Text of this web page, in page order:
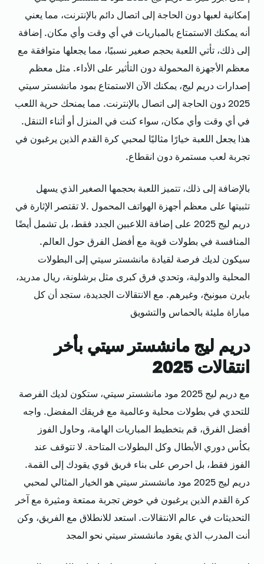
إمكانية لعبها دون الحاجة إلى اتصال دائم بالإنترنت، مما يعني
أنه يمكنك الاستمتاع بالمباريات في أي وقت وأي مكان. إضافة
إلى ذلك، تأتي اللعبة بحجم صغير نسبيًا، مما يجعلها متوافقة مع
معظم الأجهزة المحمولة دون التأثير على الأداء. مثل معظم
إصدارات دريم ليج، يمكنك الآن الاستمتاع بمود مانشستر سيتي
2025 دون الحاجة إلى اتصال بالإنترنت. مما يمنحك حرية اللعب
في أي وقت وأي مكان، سواء كنت في المنزل أو أثناء التنقل.
هذا يجعل اللعبة خيارًا مثاليًا لمحبي كرة القدم الذين يرغبون في
تجربة لعب مستمرة دون انقطاع.
بالإضافة إلى ذلك، تتميز اللعبة بحجمها الصغير الذي يسهل
تثبيتها على معظم أجهزة الهواتف المحمول .لا تقتصر الإثارة في
دريم ليج 2025 على إضافة اللاعبين الجدد فقط، بل تشمل أيضًا
المنافسة في بطولات قوية مع أفضل الفرق حول العالم.
سيكون لديك فرصة لقيادة مانشستر سيتي إلى البطولات
المحلية والدولية، وتحدي فرق كبرى مثل برشلونة، ريال مدريد،
بايرن ميونيخ، وغيرهم. مع الانتقالات الجديدة، ستجد أن كل
مباراة مليئة بالحماس والتشويق
دريم ليج مانشستر سيتي بأخر
انتقالات 2025
مع دريم ليج 2025 مود مانشستر سيتي، ستكون لديك الفرصة
للتحدي في بطولات محلية وعالمية مع فريقك المفضل. واجه
أفضل الفرق، قم بتخطيط المباريات الهامة، وحاول الفوز
بكأس دوري الأبطال وكل البطولات المتاحة. لا تتوقف عند
الفوز فقط، بل احرص على بناء فريق قوي يقودك إلى القمة.
دريم ليج 2025 مود مانشستر سيتي هو الخيار المثالي لمحبي
كرة القدم الذين يرغبون في خوض تجربة ممتعة ومثيرة مع آخر
التحديثات في عالم الانتقالات. استعد للانطلاق مع الفريق، وكن
أنت المدرب الذي يقود مانشستر سيتي نحو المجد